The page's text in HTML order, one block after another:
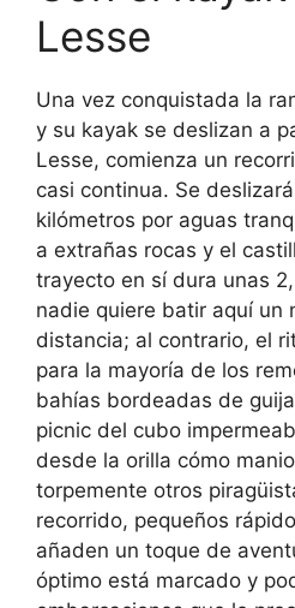
Lesse
Una vez conquistada la
y su kayak se deslizan a
Lesse, comienza un
casi continua. Se
kilómetros por aguas
a extrañas rocas y el
trayecto en sí dura unas
nadie quiere batir aquí un
distancia; al contrario, el
para la mayoría de los
bahías bordeadas de
picnic del cubo
desde la orilla cómo
torpemente otros
recorrido, pequeños
añaden un toque de
óptimo está marcado y